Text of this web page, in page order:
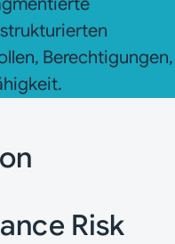
Berechtigungen,
Risk